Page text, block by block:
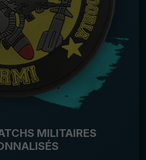
MILITAIRES